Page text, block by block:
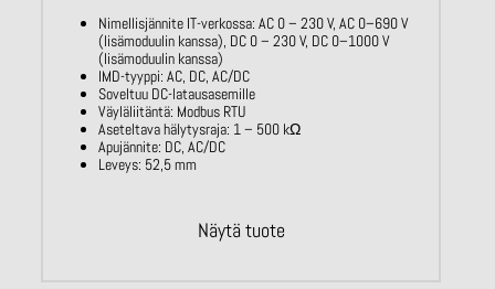
Nimellisjännite IT-verkossa: AC 0 – 230 V,AC 0–690 V
(lisämoduulin kanssa), DC 0 –230 V, DC 0–1000 V
(lisämoduulin kanssa)
IMD-tyyppi: AC, DC, AC/DC
Soveltuu DC-latausasemille
Väyläliitäntä: Modbus RTU
Aseteltava hälytysraja: 1 – 500 kΩ
Apujännite: DC, AC/DC
Leveys: 52,5 mm
Näytä tuote